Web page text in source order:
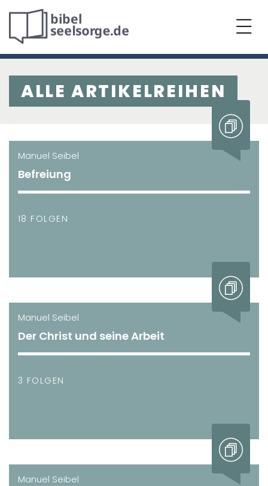
ALLE ARTIKELREIHEN
Manuel Seibel
Befreiung
18 FOLGEN
Manuel Seibel
Der Christ und seine Arbeit
3 FOLGEN
Manuel Seibel